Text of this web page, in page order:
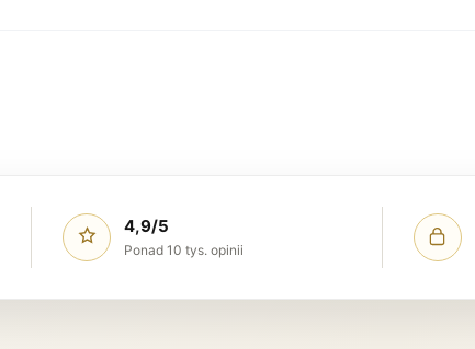
4,9/5
Ponad 10 tys. opinii